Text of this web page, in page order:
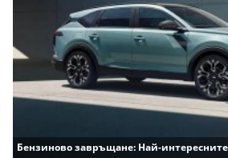
Бензиново завръщане: Най-